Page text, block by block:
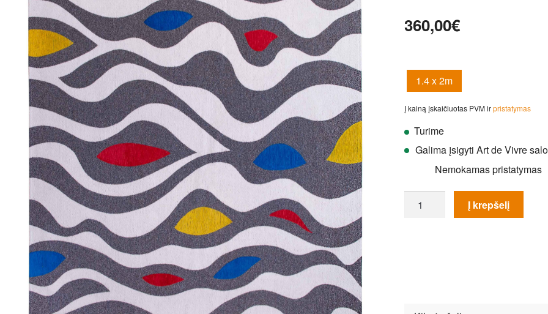
360,00€
1.4 x 2m
Į kainą įskaičiuotas PVM irpristatymas
Turime
Galima įsigyti Art de Vivre
Nemokamas pristatymas
kiekis:
Į krepšelį